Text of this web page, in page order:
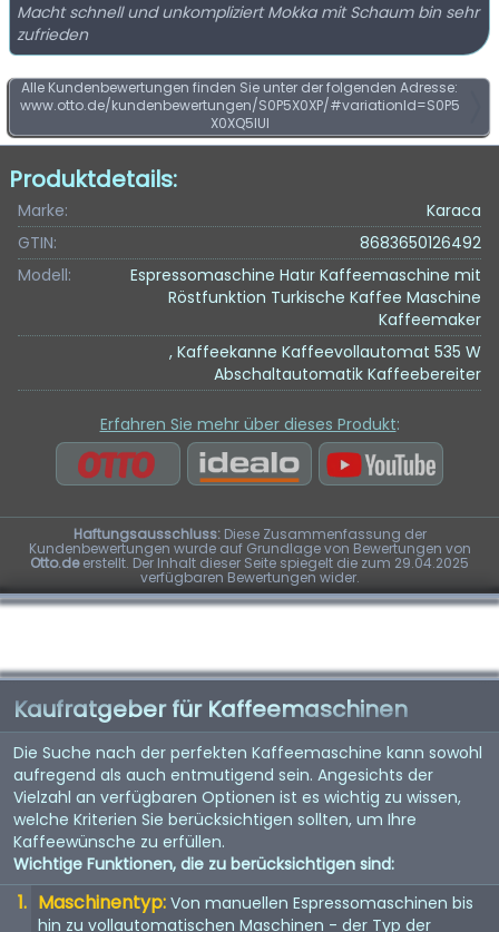
Macht schnell und unkompliziert Mokka mit Schaum bin sehr
zufrieden
Alle Kundenbewertungen finden Sie unter der folgenden Adresse:
www.otto.de/kundenbewertungen/S0P5X0XP/#variationId=S0P5
X0XQ5IUI
Produktdetails:
Marke:
Karaca
GTIN:
8683650126492
Modell:
Espressomaschine Hatır Kaffeemaschine mit
Röstfunktion Turkische Kaffee Maschine
Kaffeemaker
, Kaffeekanne Kaffeevollautomat 535 W
Abschaltautomatik Kaffeebereiter
Erfahren Sie mehr über dieses Produkt:
Haftungsausschluss:Diese Zusammenfassung der
Kundenbewertungen wurde auf Grundlage von Bewertungen von
Otto.deerstellt. Der Inhalt dieser Seite spiegelt die zum 29.04.2025
verfügbaren Bewertungen wider.
Kaufratgeber für Kaffeemaschinen
Die Suche nach der perfekten Kaffeemaschine kann sowohl
aufregend als auch entmutigend sein. Angesichts der
Vielzahl an verfügbaren Optionen ist es wichtig zu wissen,
welche Kriterien Sie berücksichtigen sollten, um Ihre
Kaffeewünsche zu erfüllen.
Wichtige Funktionen, die zu berücksichtigen sind:
Maschinentyp: Von manuellen Espressomaschinen bis
hin zu vollautomatischen Maschinen - der Typ der